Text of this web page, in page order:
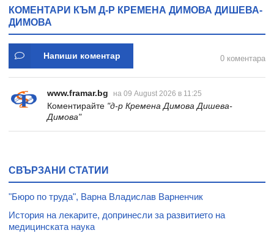
КОМЕНТАРИ КЪМ Д-Р КРЕМЕНА ДИМОВА ДИШЕВА-
ДИМОВА
Напиши коментар 0 коментара
www.framar.bg на 09 August 2026 в 11:25
Коментирайте "д-р Кремена Димова Дишева-
Димова"
СВЪРЗАНИ СТАТИИ
"Бюро по труда", Варна Владислав Варненчик
История на лекарите, допринесли за развитието на
медицинската наука